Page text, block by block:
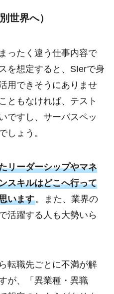
世界へ）
ったく違う仕事内容で
を想定すると、SIerで身
用できそうにありませ
ともなければ、テスト
ですし、サーバスペッ
しょう。
リーダーシップやマネ
スキルはどこへ行って
います。また、業界の
活躍する人も大勢いら
転職先ごとに不満が解
が、「異業種・異職